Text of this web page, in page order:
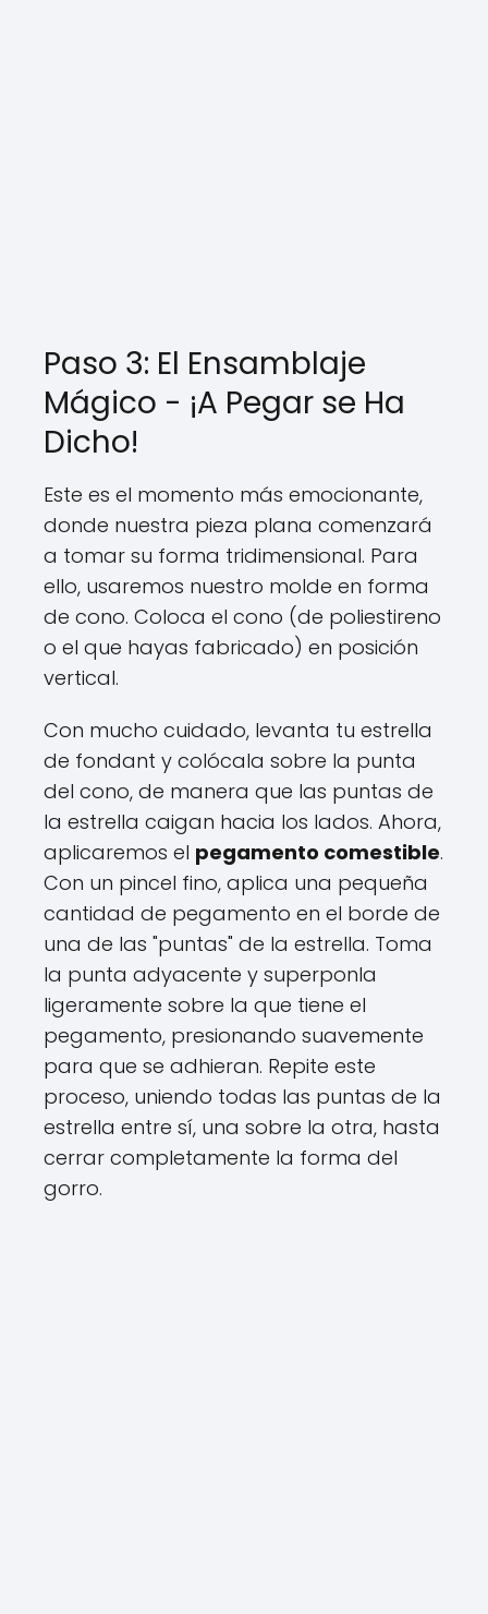
Paso 3: El Ensamblaje
Mágico - ¡A Pegar se Ha
Dicho!
Este es el momento más emocionante,
donde nuestra pieza plana comenzará
a tomar su forma tridimensional. Para
ello, usaremos nuestro molde en forma
de cono. Coloca el cono (de poliestireno
o el que hayas fabricado) en posición
vertical.
Con mucho cuidado, levanta tu estrella
de fondant y colócala sobre la punta
del cono, de manera que las puntas de
la estrella caigan hacia los lados. Ahora,
aplicaremos el pegamento comestible.
Con un pincel fino, aplica una pequeña
cantidad de pegamento en el borde de
una de las "puntas" de la estrella. Toma
la punta adyacente y superponla
ligeramente sobre la que tiene el
pegamento, presionando suavemente
para que se adhieran. Repite este
proceso, uniendo todas las puntas de la
estrella entre sí, una sobre la otra, hasta
cerrar completamente la forma del
gorro.